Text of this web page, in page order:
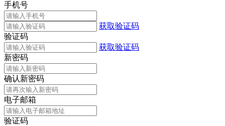
手机号
获取验证码
验证码
获取验证码
新密码
确认新密码
电子邮箱
验证码